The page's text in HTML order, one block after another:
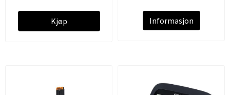
Kjøp Informasjon